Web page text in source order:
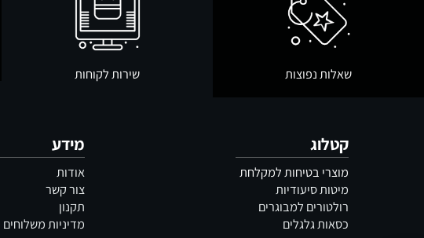
שאלות נפוצות
מידע